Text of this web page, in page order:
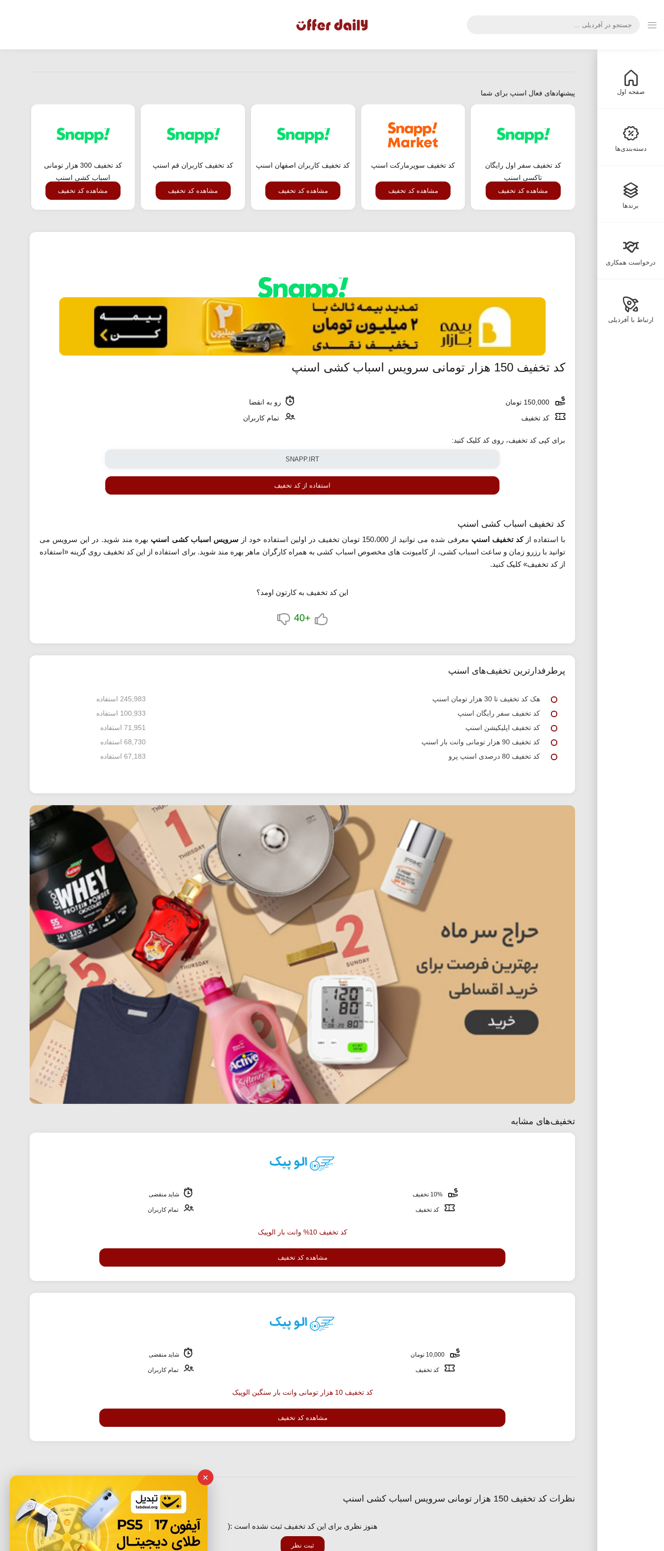
صفحه اول
دسته‌بندی‌ها
برندها
درخواست همکاری
ارتباط با آفردیلی
پیشنهادهای فعال اسنپ برای شما
کد تخفیف سفر اول رایگان
تاکسی اسنپ
مشاهده کد تخفیف
کد تخفیف سوپرمارکت اسنپ
مشاهده کد تخفیف
کد تخفیف کاربران اصفهان اسنپ
مشاهده کد تخفیف
کد تخفیف کاربران قم اسنپ
مشاهده کد تخفیف
کد تخفیف 300 هزار تومانی
اسباب کشی اسنپ
مشاهده کد تخفیف
کد تخفیف 150 هزار تومانی سرویس اسباب کشی اسنپ
رو به انقضا
کد تخفیف
تمام کاربران
برای کپی کد تخفیف، روی کد کلیک کنید:
استفاده از کد تخفیف
کد تخفیف اسباب کشی اسنپ
با استفاده ازکد تخفیف اسنپ معرفی شده می توانید از 150،000 تومان تخفیف در اولین استفاده خود از سرویس اسباب کشی اسنپ بهره مند شوید. در این سرویس می
توانید با رزرو زمان و ساعت اسباب کشی، از کامیونت های مخصوص اسباب کشی به همراه کارگران ماهر بهره مند شوید. برای استفاده از این کد تخفیف روی گزینه «استفاده
از کد تخفیف» کلیک کنید.
این کد تخفیف به کارتون اومد؟
+40
پرطرفدارترین تخفیف‌های اسنپ
هک کد تخفیف تا 30 هزار تومان اسنپ
245,983 استفاده
کد تخفیف سفر رایگان اسنپ
100,933 استفاده
کد تخفیف اپلیکیشن اسنپ
71,951 استفاده
کد تخفیف 90 هزار تومانی وانت بار اسنپ
68,730 استفاده
کد تخفیف 80 درصدی اسنپ پرو
67,183 استفاده
تخفیف‌های مشابه
10% تخفیف شاید منقضی
کد تخفیف تمام کاربران
کد تخفیف 10% وانت بار الوپیک
مشاهده کد تخفیف
10,000 تومان شاید منقضی
کد تخفیف تمام کاربران
کد تخفیف 10 هزار تومانی وانت بار سنگین الوپیک
مشاهده کد تخفیف
نظرات کد تخفیف 150 هزار تومانی سرویس اسباب کشی اسنپ
هنوز نظری برای این کد تخفیف ثبت نشده است :(
ثبت نظر
×